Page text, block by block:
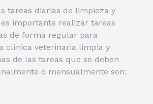
tareas diarias de limpieza y
importante realizar tareas
de forma regular para
clínica veterinaria limpia y
de las tareas que se deben
o mensualmente son: